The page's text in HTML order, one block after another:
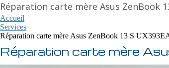
Réparation carte mère Asus ZenBook
Accueil
Services
Réparation carte mère Asus ZenBook 13 S
Réparation carte mère